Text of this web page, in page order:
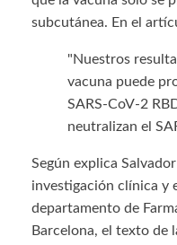
subcutánea. En el
"Nuestros
vacuna puede
SARS-CoV-2
neutralizan el
Según explica
investigación clínica y
departamento de
Barcelona, el texto de